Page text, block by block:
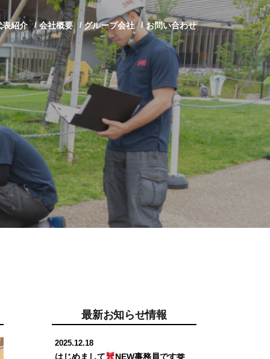
表紹介 会社概要 グループ会社 お問い合わせ
最新お知らせ情報
2025.12.18
はじめまして NEW事務員です🫶